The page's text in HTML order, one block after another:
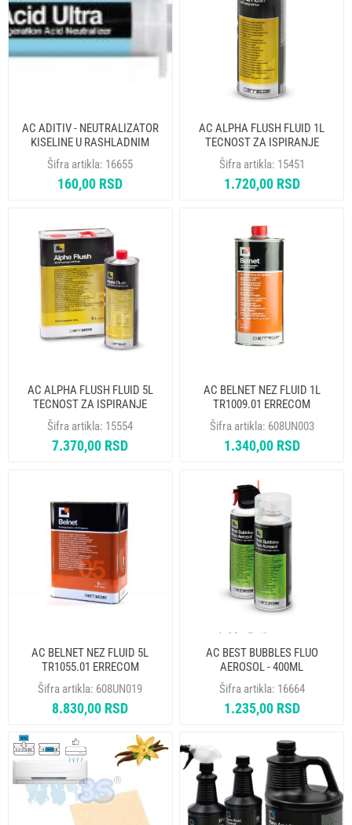
AC ADITIV - NEUTRALIZATOR
KISELINE U RASHLADNIM
SISTEMIMA TR1175.AL.01.S2
ERRECOM
Šifra artikla: 16655
160,00 RSD
AC ALPHA FLUSH FLUID 1L
TECNOST ZA ISPIRANJE
TR1142.K01 ERRECOM
Šifra artikla: 15451
1.720,00 RSD
AC ALPHA FLUSH FLUID 5L
TECNOST ZA ISPIRANJE
TR1142.P01 ERRECOM
Šifra artikla: 15554
7.370,00 RSD
AC BELNET NEZ FLUID 1L
TR1009.01 ERRECOM
Šifra artikla: 608UN003
1.340,00 RSD
AC BELNET NEZ FLUID 5L
TR1055.01 ERRECOM
Šifra artikla: 608UN019
8.830,00 RSD
AC BEST BUBBLES FLUO
AEROSOL - 400ML
AB1251.N.01. ERRECOM
Šifra artikla: 16664
1.235,00 RSD